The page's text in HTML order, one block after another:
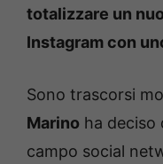
totalizzare un
Instagram con
Sono trascorsi
Marino ha deciso
campo social